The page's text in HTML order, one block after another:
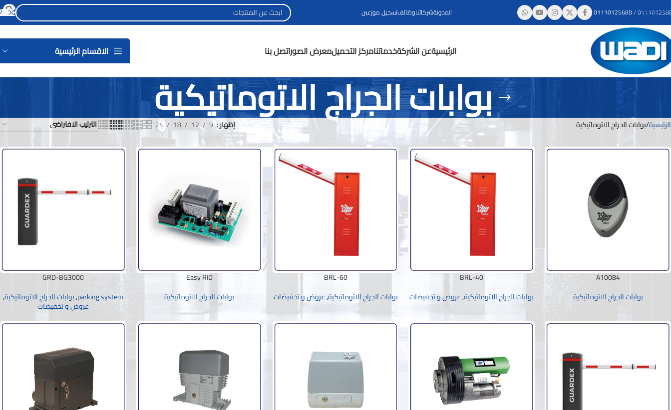
Skip to navigation
/
01110125888 المدونةشركائناوظائفتسجيل موزعين
الرئيسيةعن الشركةخدماتنامركز التحميلمعرض الصوراتصل بنا الاقسام الرئيسية
بوابات الجراج الاتوماتيكية الرئيسية بوابات الجراج الاتوماتيكية إظهار 9
12
18
24
A10084
بوابات الجراج الاتوماتيكية
BRL-40
بوابات الجراج الاتوماتيكية,عروض و تخفيضات
BRL-60
بوابات الجراج الاتوماتيكية,عروض و تخفيضات
Easy RID
بوابات الجراج الاتوماتيكية
GRD-BG3000
parking system
,بوابات الجراج الاتوماتيكية,
عروض و تخفيضات